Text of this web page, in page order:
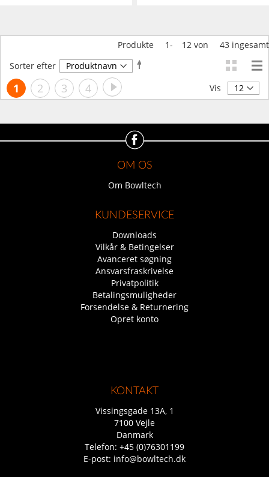
Produkte 1- 12 von 43 ingesamt
Sorter efter
Faldende
Side
Du
i
øjeblikket
1 Side
2 Side
3 Side
4 Side
Videre Vis
OM OS
Om Bowltech
KUNDESERVICE
Downloads
Vilkår & Betingelser
Avanceret søgning
Ansvarsfraskrivelse
Privatpolitik
Betalingsmuligheder
Forsendelse & Returnering
Opret konto
KONTAKT
Vissingsgade 13A, 1
7100 Vejle
Danmark
Telefon: +45 (0)76301199
E-post: info@bowltech.dk